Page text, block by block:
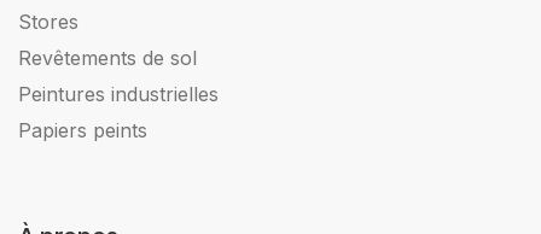
Stores
Revêtements de sol
Peintures industrielles
Papiers peints